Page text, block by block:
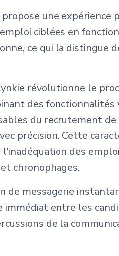
une expérience
ciblées en
ce qui la distingue
révolutionne le
des
du recrutement
précision. Cette
des
chronophages.
de messagerie
entre les
de la